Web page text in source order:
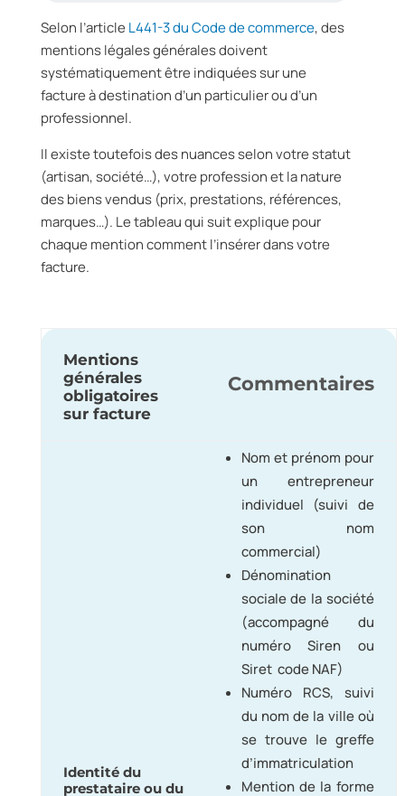
Selon l’article L441-3 du Code de commerce, des
mentions légales générales doivent
systématiquement être indiquées sur une
facture à destination d’un particulier ou d’un
professionnel.
Il existe toutefois des nuances selon votre statut
(artisan, société…), votre profession et la nature
des biens vendus (prix, prestations, références,
marques…). Le tableau qui suit explique pour
chaque mention comment l’insérer dans votre
facture.
Mentions
générales
obligatoires
sur facture
Commentaires
Identité du
prestataire ou du
Nom et prénom pour
un entrepreneur
individuel (suivi de
son nom
commercial)
Dénomination
sociale de la société
(accompagné du
numéro Siren ou
Siret code NAF)
Numéro RCS, suivi
du nom de la ville où
se trouve le greffe
d’immatriculation
Mention de la forme